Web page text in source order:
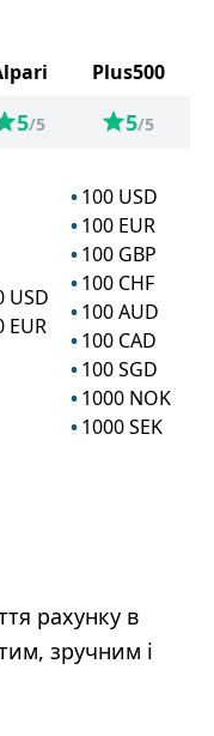
Plus500
5/5 5/5
USD
EUR
100 USD
100 EUR
100 GBP
100 CHF
100 AUD
100 CAD
100 SGD
1000 NOK
1000 SEK
рахунку в
зручним і